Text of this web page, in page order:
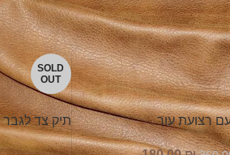
רצועת עור
SOLD
OUT
תיק צד